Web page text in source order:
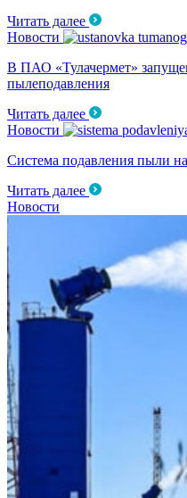
Читать далее
Новости
В ПАО «Тулачермет»
пылеподавления
Читать далее
Новости
Система подавления пыли
Читать далее
Новости